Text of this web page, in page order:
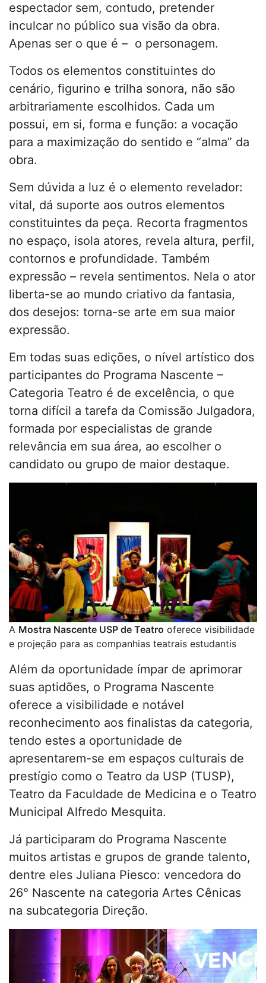
espectador sem, contudo, pretender
inculcar no público sua visão da obra.
Apenas ser o que é – o personagem.
Todos os elementos constituintes do
cenário, figurino e trilha sonora, não são
arbitrariamente escolhidos. Cada um
possui, em si, forma e função: a vocação
para a maximização do sentido e “alma” da
obra.
Sem dúvida a luz é o elemento revelador:
vital, dá suporte aos outros elementos
constituintes da peça. Recorta fragmentos
no espaço, isola atores, revela altura, perfil,
contornos e profundidade. Também
expressão – revela sentimentos. Nela o ator
liberta-se ao mundo criativo da fantasia,
dos desejos: torna-se arte em sua maior
expressão.
Em todas suas edições, o nível artístico dos
participantes do Programa Nascente –
Categoria Teatro é de excelência, o que
torna difícil a tarefa da Comissão Julgadora,
formada por especialistas de grande
relevância em sua área, ao escolher o
candidato ou grupo de maior destaque.
A Mostra Nascente USP de Teatro oferece visibilidade
e projeção para as companhias teatrais estudantis
Além da oportunidade ímpar de aprimorar
suas aptidões, o Programa Nascente
oferece a visibilidade e notável
reconhecimento aos finalistas da categoria,
tendo estes a oportunidade de
apresentarem-se em espaços culturais de
prestígio como o Teatro da USP (TUSP),
Teatro da Faculdade de Medicina e o Teatro
Municipal Alfredo Mesquita.
Já participaram do Programa Nascente
muitos artistas e grupos de grande talento,
dentre eles Juliana Piesco: vencedora do
26° Nascente na categoria Artes Cênicas
na subcategoria Direção.